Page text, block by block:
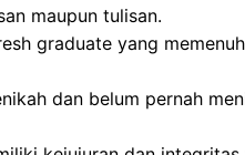
maupun tulisan.
graduate yang
dan belum pernah